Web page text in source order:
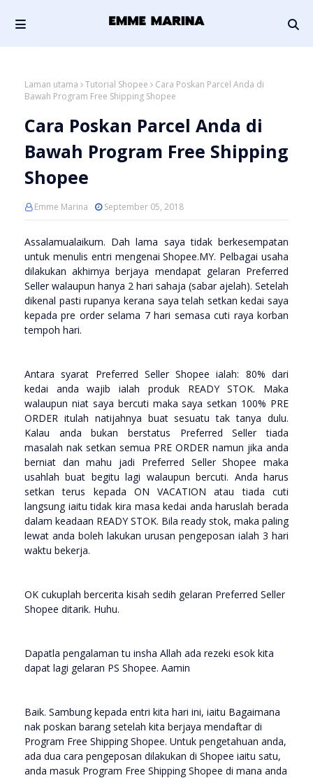
Laman utama Tutorial Shopee
Cara Poskan Parcel Anda di
Bawah Program Free Shipping Shopee
Cara Poskan Parcel Anda di
Bawah Program Free Shipping
Shopee
Emme Marina September 05, 2018
Assalamualaikum. Dah lama saya tidak berkesempatan
untuk menulis entri mengenai Shopee.MY. Pelbagai usaha
dilakukan akhirnya berjaya mendapat gelaran Preferred
Seller walaupun hanya 2 hari sahaja (sabar ajelah). Setelah
dikenal pasti rupanya kerana saya telah setkan kedai saya
kepada pre order selama 7 hari semasa cuti raya korban
tempoh hari.
Antara syarat Preferred Seller Shopee ialah: 80% dari
kedai anda wajib ialah produk READY STOK. Maka
walaupun niat saya bercuti maka saya setkan 100% PRE
ORDER itulah natijahnya buat sesuatu tak tanya dulu.
Kalau anda bukan berstatus Preferred Seller tiada
masalah nak setkan semua PRE ORDER namun jika anda
berniat dan mahu jadi Preferred Seller Shopee maka
usahlah buat begitu lagi walaupun bercuti. Anda harus
setkan terus kepada ON VACATION atau tiada cuti
langsung iaitu tidak kira masa kedai anda haruslah berada
dalam keadaan READY STOK. Bila ready stok, maka paling
lewat anda boleh lakukan urusan pengeposan ialah 3 hari
waktu bekerja.
OK cukuplah bercerita kisah sedih gelaran Preferred Seller
Shopee ditarik. Huhu.
Dapatla pengalaman tu insha Allah ada rezeki esok kita
dapat lagi gelaran PS Shopee. Aamin
Baik. Sambung kepada entri kita hari ini, iaitu Bagaimana
nak poskan barang setelah kita berjaya mendaftar di
Program Free Shipping Shopee. Untuk pengetahuan anda,
ada dua cara pengeposan dilakukan di Shopee iaitu satu,
anda masuk Program Free Shipping Shopee di mana anda